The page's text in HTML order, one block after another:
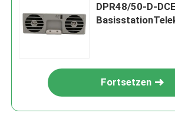
DPR48/50-D-DCE
Fortsetzen